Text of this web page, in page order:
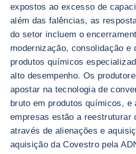
expostos ao excesso de
além das falências, as
do setor incluem o
modernização, consolidação e
produtos químicos
alto desempenho. Os
apostar na tecnologia de
bruto em produtos químicos, e
empresas estão a reestruturar
através de alienações e
aquisição da Covestro pela